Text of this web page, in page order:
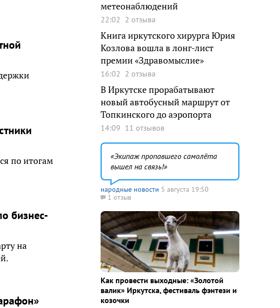
по итогам
бизнес-
на
метеонаблюдений
22:02 2 отзыва
Книга иркутского хирурга Юрия
Козлова вошла в лонг-лист
премии «Здравомыслие»
16:02 2 отзыва
В Иркутске прорабатывают
новый автобусный маршрут от
Топкинского до аэропорта
14:09 11 отзывов
Экипаж пропавшего самолёта
вышел на связь!
народные новости 5 августа 19:50
1 отзыв
Как провести выходные: «Золотой
валик» Иркутска, фестиваль фэнтези и
козочки